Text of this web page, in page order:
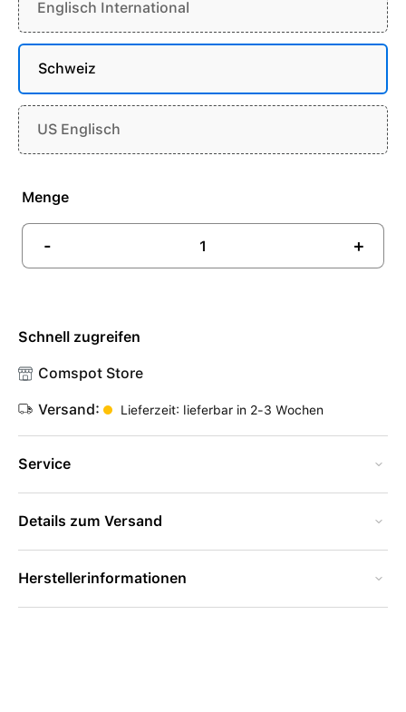
Englisch International
Schweiz
US Englisch
Menge
- +
Schnell zugreifen
Comspot Store
Versand: Lieferzeit: lieferbar in 2-3 Wochen
Service
Details zum Versand
Herstellerinformationen